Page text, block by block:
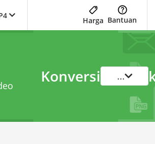
Harga Bantuan
Konversi ...